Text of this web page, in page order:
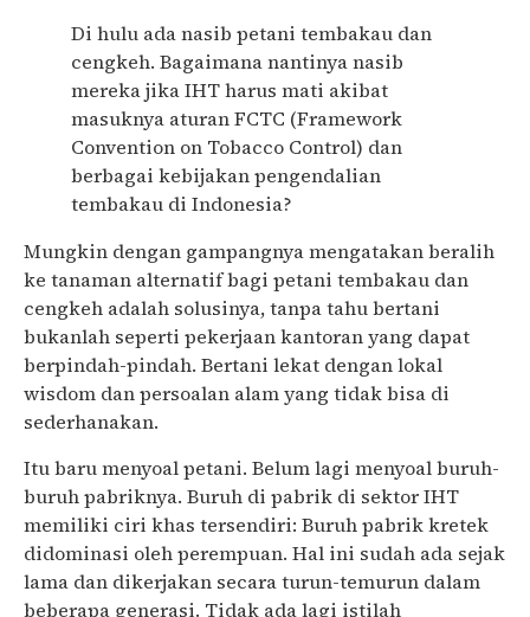
Di hulu ada nasib petani tembakau dan
cengkeh. Bagaimana nantinya nasib
mereka jika IHT harus mati akibat
masuknya aturan FCTC (Framework
Convention on Tobacco Control) dan
berbagai kebijakan pengendalian
tembakau di Indonesia?
Mungkin dengan gampangnya mengatakan beralih
ke tanaman alternatif bagi petani tembakau dan
cengkeh adalah solusinya, tanpa tahu bertani
bukanlah seperti pekerjaan kantoran yang dapat
berpindah-pindah. Bertani lekat dengan lokal
wisdom dan persoalan alam yang tidak bisa di
sederhanakan.
Itu baru menyoal petani. Belum lagi menyoal buruh-
buruh pabriknya. Buruh di pabrik di sektor IHT
memiliki ciri khas tersendiri: Buruh pabrik kretek
didominasi oleh perempuan. Hal ini sudah ada sejak
lama dan dikerjakan secara turun-temurun dalam
beberapa generasi. Tidak ada lagi istilah